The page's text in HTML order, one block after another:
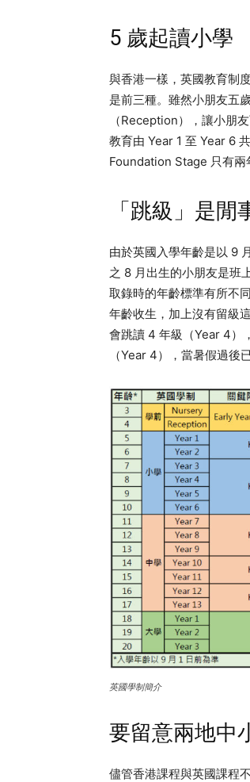
5 歲起讀小學
與香港一樣，英國教育制
是前三種。雖然小朋友五
（Reception），讓小朋
教育由 Year 1 至 Year 6
Foundation Stage 只有兩
「跳級」是閒
由於英國入學年齡是以 9
之 8 月出生的小朋友是班
取錄時的年齡標準有所不
年齡收生，加上沒有留級
會跳讀 4 年級（Year 4）
（Year 4），當暑假過後
英國學制簡介
要留意兩地中
儘管香港課程與英國課程